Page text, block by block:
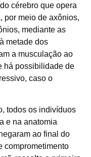
cérebro que opera
por meio de axônios,
mediante as
metade dos
a musculação ao
há possibilidade de
caso o
todos os indivíduos
e na anatomia
ao final do
comprometimento